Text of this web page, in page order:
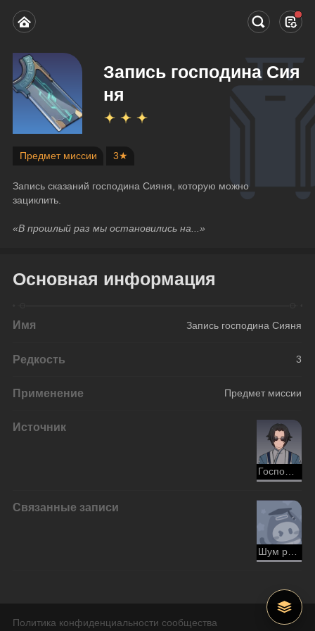
Запись господина Сия
ня
Предмет миссии 3★
Запись сказаний господина Сияня, которую можно
зациклить.
«В прошлый раз мы остановились на...»
Основная информация
Имя Запись господина Сияня
Редкость 3
Применение Предмет миссии
Источник
Господин Сиянь
Связанные записи
Шум рынка в Переулке ауруматонов
Политика конфиденциальности сообщества